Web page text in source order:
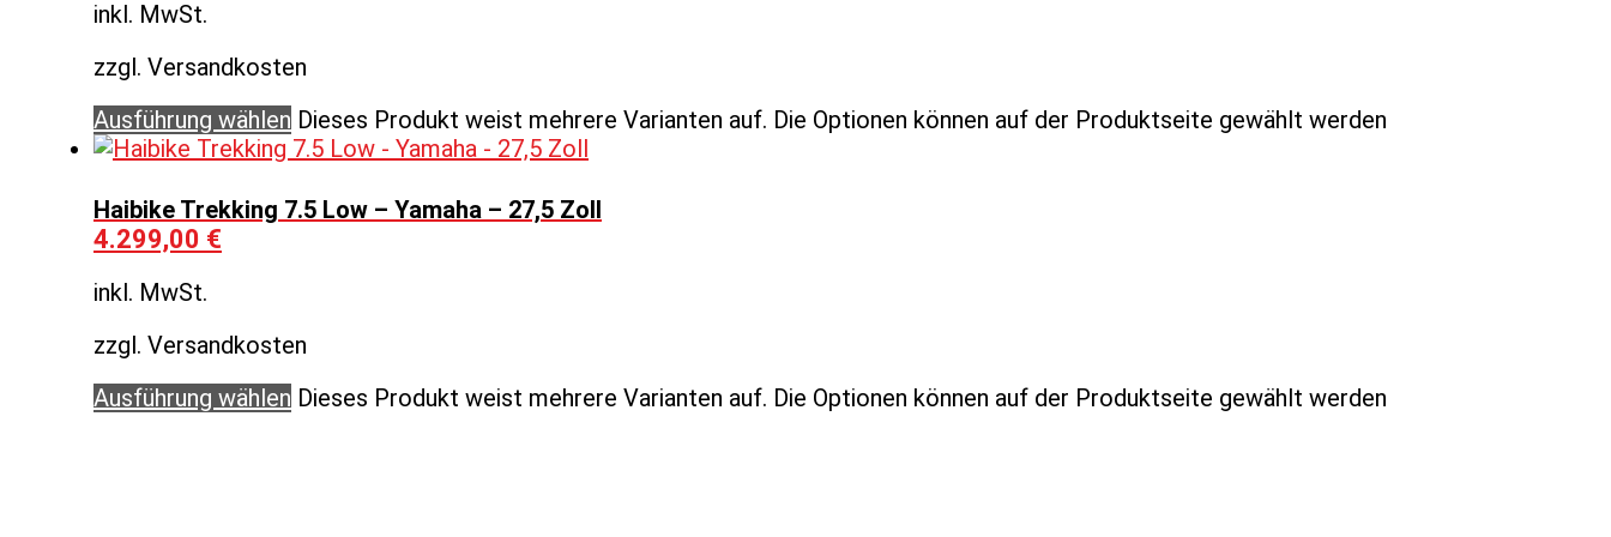
inkl. MwSt.
zzgl. Versandkosten
Ausführung wählen Dieses Produkt weist mehrere Varianten auf. Die Optionen können auf der Produktseite gewählt werden
Haibike Trekking 7.5 Low – Yamaha – 27,5 Zoll
4.299,00 €
inkl. MwSt.
zzgl. Versandkosten
Ausführung wählen Dieses Produkt weist mehrere Varianten auf. Die Optionen können auf der Produktseite gewählt werden